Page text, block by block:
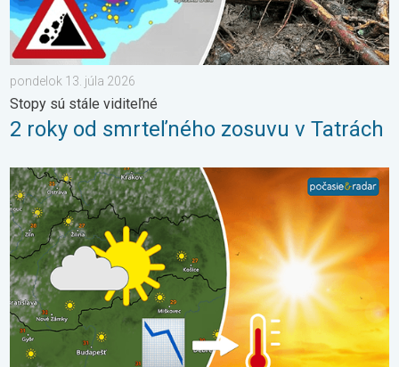
pondelok 13. júla 2026
Stopy sú stále viditeľné
2 roky od smrteľného zosuvu v Tatrách
Extrém ustúpi, horúčavy zostanú. Výhľad počasia. . . streda 5.